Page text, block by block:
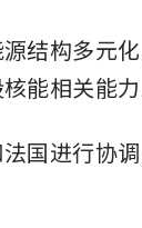
结构多元
能相关能
国进行协